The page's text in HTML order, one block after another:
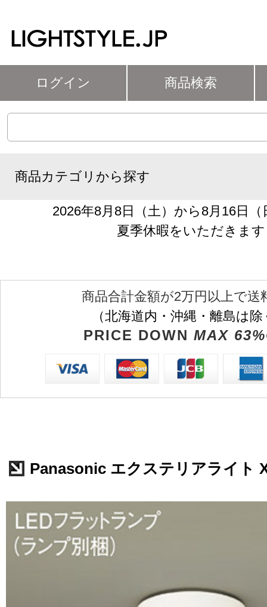
ログイン 商品検索
商品カテゴリから探す
2026年8月8日（土）から8月16日
夏季休暇をいただきます
商品合計金額が2万円以上で送
（北海道内・沖縄・離島は
PRICE DOWN MAX
Panasonic エクステリアライト